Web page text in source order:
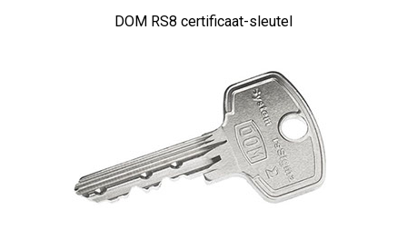
DOM RS8 certificaat-sleutel